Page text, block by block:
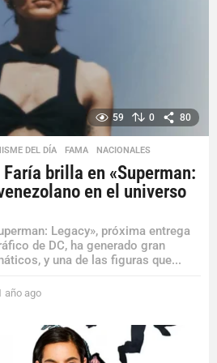
g
o
59 0 80
DEL DÍA ,FAMA ,NACIONALES
brilla en «Superman:
en el universo
Legacy», próxima entrega
de DC, ha generado gran
y una de las figuras que...
año ago
ñ
o
a